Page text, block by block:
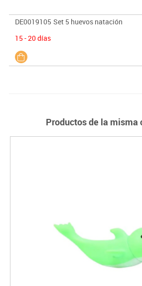
DE0019105 Set 5 huevos natación
15 - 20 días
Productos de la misma